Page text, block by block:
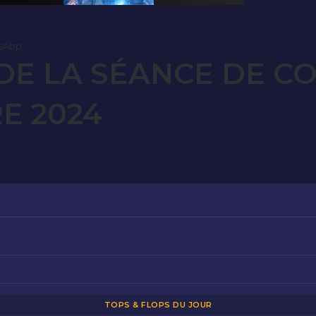
LA SÉANCE DE
2024
TOPS & FLOPS DU JOUR